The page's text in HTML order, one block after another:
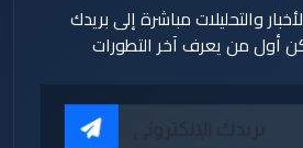
والتحليلات مباشرة إلى بريدك
أول من يعرف آخر التطورات